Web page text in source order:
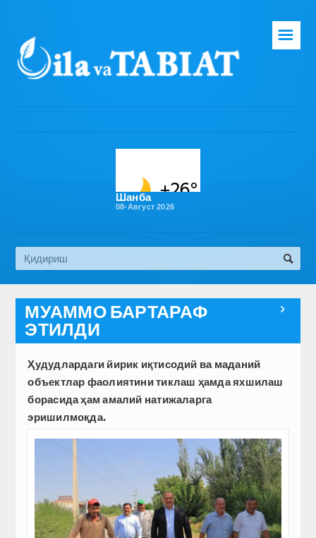
Бош саҳифа
Эко медиа
☰
Шанба
08-Август 2026

МУАММО БАРТАРАФ
ЭТИЛДИ
Ҳудудлардаги йирик иқтисодий ва маданий
объектлар фаолиятини тиклаш ҳамда яхшилаш
борасида ҳам амалий натижаларга
эришилмоқда.